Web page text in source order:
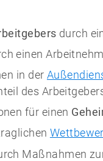
durch
einen
in der
des
für einen
Maßnahmen